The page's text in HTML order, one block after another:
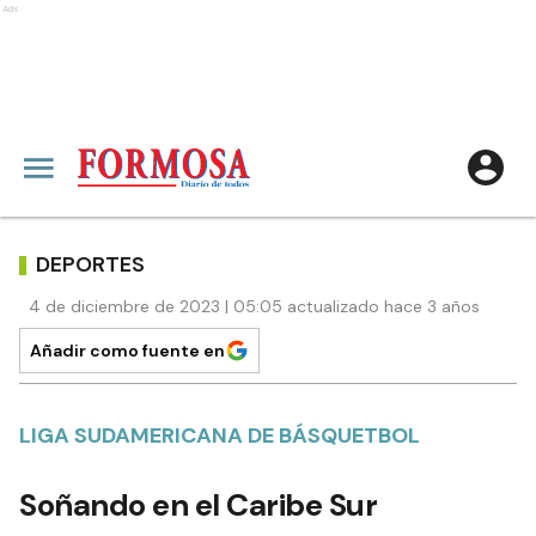
Ads
DEPORTES
4 de diciembre de 2023 | 05:05 actualizado hace 3 años
Añadir como fuente en
LIGA SUDAMERICANA DE BÁSQUETBOL
Soñando en el Caribe Sur